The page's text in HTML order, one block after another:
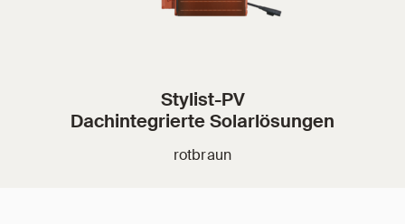
Stylist-PV
Dachintegrierte Solarlösungen
rotbraun